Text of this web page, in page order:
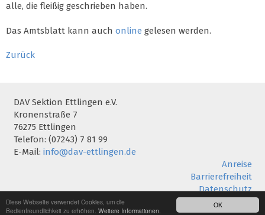
OK
Diese Webseite verwendet Cookies, um die
Bedienfreundlichkeit zu erhöhen. Weitere Informationen.
alle, die fleißig geschrieben haben.
Das Amtsblatt kann auch online gelesen werden.
Zurück
DAV Sektion Ettlingen e.V.
Kronenstraße 7
76275 Ettlingen
Telefon: (07243) 7 81 99
E-Mail: info@dav-ettlingen.de
Anreise
Barrierefreiheit
Datenschutz
Impressum